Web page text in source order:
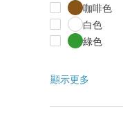
咖啡色
白色
綠色
顯示更多